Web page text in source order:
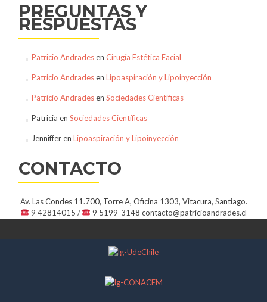
PREGUNTAS Y
RESPUESTAS
Patricio Andradesen Cirugía Estética Facial
Patricio Andradesen Lipoaspiración y Lipoinyección
Patricio Andradesen Sociedades Científicas
Patricia en Sociedades Científicas
Jennifferen Lipoaspiración y Lipoinyección
CONTACTO
Av. Las Condes 11.700, Torre A, Oficina 1303, Vitacura, Santiago.
9 42814015 /
9 5199-3148contacto@patricioandrades.cl